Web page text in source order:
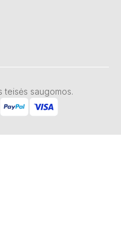
teisės saugomos.